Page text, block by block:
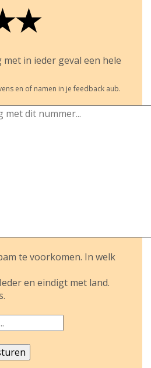
★
in ieder geval een hele
en of namen in je feedback aub.
te voorkomen. In welk
en eindigt met land.